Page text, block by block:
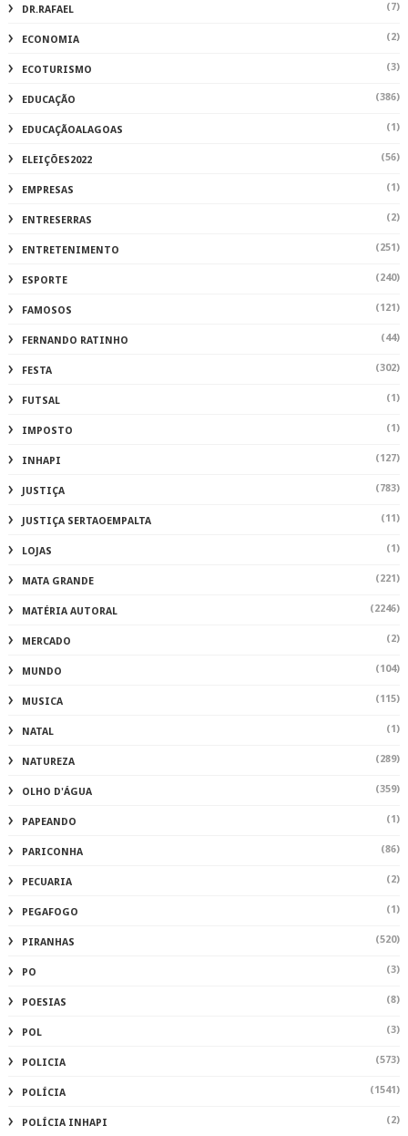
DR.RAFAEL (7)
ECONOMIA (2)
ECOTURISMO (3)
EDUCAÇÃO (386)
EDUCAÇÃOALAGOAS (1)
ELEIÇÕES2022 (56)
EMPRESAS (1)
ENTRESERRAS (2)
ENTRETENIMENTO (251)
ESPORTE (240)
FAMOSOS (121)
FERNANDO RATINHO (44)
FESTA (302)
FUTSAL (1)
IMPOSTO (1)
INHAPI (127)
JUSTIÇA (783)
JUSTIÇA SERTAOEMPALTA (11)
LOJAS (1)
MATA GRANDE (221)
MATÉRIA AUTORAL (2246)
MERCADO (2)
MUNDO (104)
MUSICA (115)
NATAL (1)
NATUREZA (289)
OLHO D'ÁGUA (359)
PAPEANDO (1)
PARICONHA (86)
PECUARIA (2)
PEGAFOGO (1)
PIRANHAS (520)
PO (3)
POESIAS (8)
POL (3)
POLICIA (573)
POLÍCIA (1541)
POLÍCIA INHAPI (2)